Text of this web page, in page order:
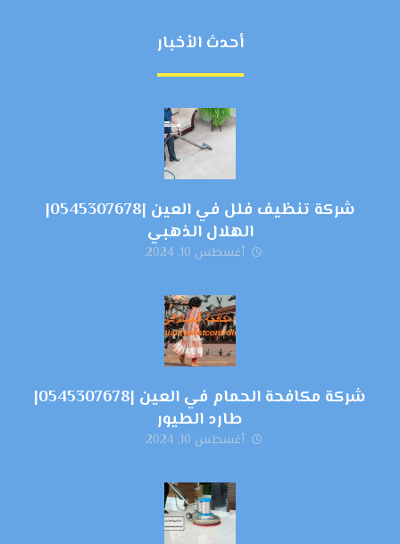
أحدث الأخبار
شركة تنظيف فلل في العين |0545307678|
الهلال الذهبي
أغسطس 10, 2024
شركة مكافحة الحمام في العين |0545307678|
طارد الطيور
أغسطس 10, 2024